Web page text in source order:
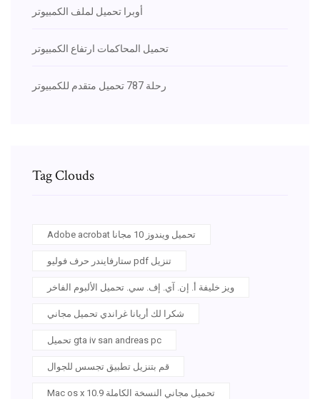
أوبرا تحميل لملف الكمبيوتر
تحميل المحاكمات ارتفاع الكمبيوتر
رحلة 787 تحميل متقدم للكمبيوتر
Tag Clouds
Adobe acrobat تحميل ويندوز 10 مجانا
ستارفايندر حرف فوليو pdf تنزيل
ويز خليفة أ. إن. آي. إف. سي. تحميل الألبوم الفاخر
شكرا لك أريانا غراندي تحميل مجاني
تحميل gta iv san andreas pc
قم بتنزيل تطبيق تجسس للجوال
Mac os x 10.9 تحميل مجاني النسخة الكاملة